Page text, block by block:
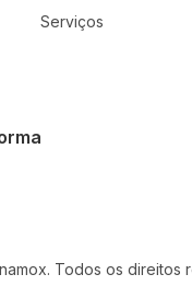
Serviços
Todos os direitos